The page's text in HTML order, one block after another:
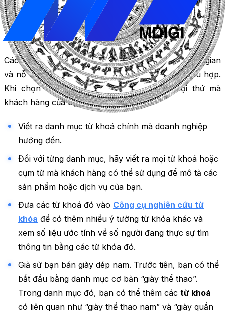
cài đặt nhắm mục tiêu theo vị trí bất cứ lúc nào.
Thêm càng nhiều từ khoá có liên quan càng tốt
Các nhà quảng cáo khôn ngoan thường đầu tư thời gian
và nỗ lực vào việc tạo một danh sách từ khóa phù hợp.
Khi chọn từ khóa, hãy thử tưởng tượng mọi thứ mà
khách hàng của bạn có thể tìm:
Viết ra danh mục từ khoá chính mà doanh nghiệp
hướng đến.
Đối với từng danh mục, hãy viết ra mọi từ khoá hoặc
cụm từ mà khách hàng có thể sử dụng để mô tả các
sản phẩm hoặc dịch vụ của bạn.
Đưa các từ khoá đó vào Công cụ nghiên cứu từ
khóa để có thêm nhiều ý tưởng từ khóa khác và
xem số liệu ước tính về số người đang thực sự tìm
thông tin bằng các từ khóa đó.
Giả sử bạn bán giày dép nam. Trước tiên, bạn có thể
bắt đầu bằng danh mục cơ bản “giày thể thao”.
Trong danh mục đó, bạn có thể thêm các từ khoá
có liên quan như “giày thể thao nam” và “giày quần